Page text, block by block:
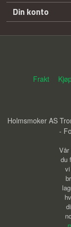
Din konto
Frakt
Holmsmoker AS
-
Vår
du